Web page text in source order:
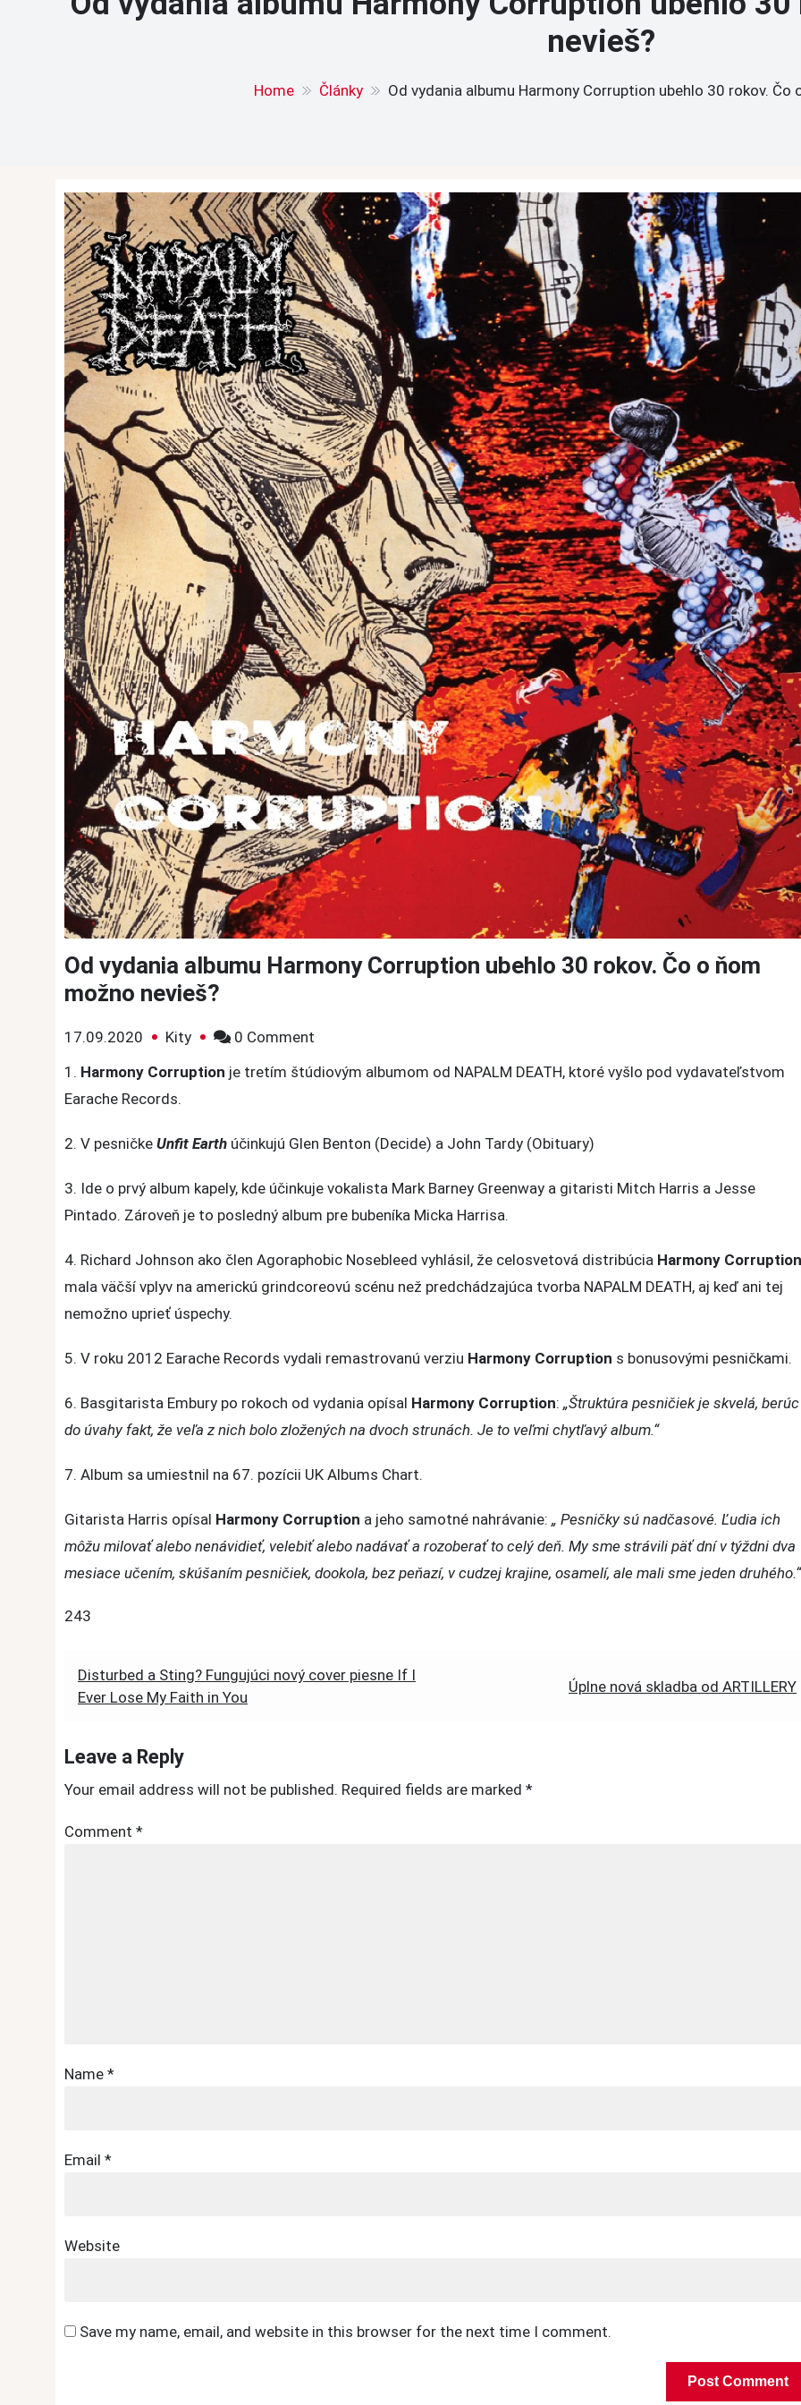
nevieš?
Home Články Od vydania albumu Harmony Corruption ubehlo 30 rokov. Čo
Od vydania albumu Harmony Corruption ubehlo 30 rokov. Čo o ňom
možno nevieš?
17.09.2020 Kity 0 Comment
vydania
Corruption
ubehlo
Čo
nevieš?
1. Harmony Corruption je tretím štúdiovým albumom od NAPALM DEATH, ktoré vyšlo pod vydavateľstvom
Earache Records.
2. V pesničke Unfit Earth účinkujú Glen Benton (Decide) a John Tardy (Obituary)
3. Ide o prvý album kapely, kde účinkuje vokalista Mark Barney Greenway a gitaristi Mitch Harris a Jesse
Pintado. Zároveň je to posledný album pre bubeníka Micka Harrisa.
4. Richard Johnson ako člen Agoraphobic Nosebleed vyhlásil, že celosvetová distribúcia Harmony Corruption
mala väčší vplyv na americkú grindcoreovú scénu než predchádzajúca tvorba NAPALM DEATH, aj keď ani tej
nemožno uprieť úspechy.
5. V roku 2012 Earache Records vydali remastrovanú verziu Harmony Corruption s bonusovými pesničkami.
6. Basgitarista Embury po rokoch od vydania opísal Harmony Corruption: „Štruktúra pesničiek je skvelá, berúc
do úvahy fakt, že veľa z nich bolo zložených na dvoch strunách. Je to veľmi chytľavý album.“
7. Album sa umiestnil na 67. pozícii UK Albums Chart.
Gitarista Harris opísal Harmony Corruption a jeho samotné nahrávanie: „ Pesničky sú nadčasové. Ľudia ich
môžu milovať alebo nenávidieť, velebiť alebo nadávať a rozoberať to celý deň. My sme strávili päť dní v týždni dva
mesiace učením, skúšaním pesničiek, dookola, bez peňazí, v cudzej krajine, osamelí, ale mali sme jeden druhého.“
243
Post
navigation
Disturbed a Sting? Fungujúci nový cover piesne If I
Ever Lose My Faith in You
Úplne nová skladba od ARTILLERY
Leave a Reply
Your email address will not be published. Required fields are marked *
Comment *
Name *
Email *
Website
Save my name, email, and website in this browser for the next time I comment.